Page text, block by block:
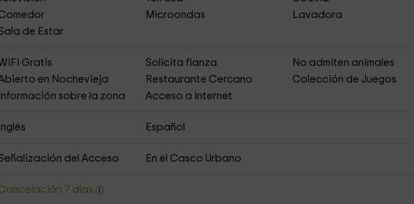
Microondas
Lavadora
de Estar
Gratis Solicita fianza
No admiten animales
en Nochevieja
Restaurante Cercano
Colección de Juegos
Información sobre la zona
Acceso a Internet
Inglés Español
del Acceso En el Casco Urbano
7 días